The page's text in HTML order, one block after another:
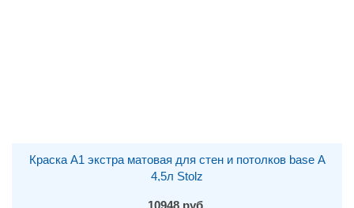
Краска A1 экстра матовая для стен и потолков base А
4,5л Stolz
10948 руб.